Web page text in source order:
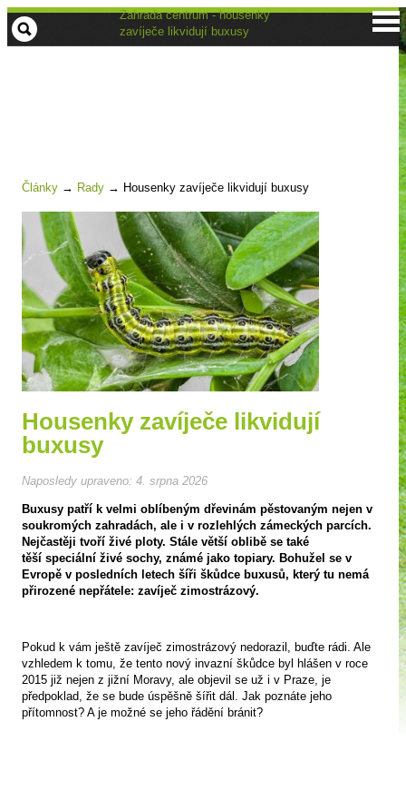
Zahrada centrum - housenky
zavíječe likvidují buxusy
Články → Rady → Housenky zavíječe likvidují buxusy
Housenky zavíječe likvidují
buxusy
Naposledy upraveno: 4. srpna 2026
Buxusy patří k velmi oblíbeným dřevinám pěstovaným nejen v
soukromých zahradách, ale i v rozlehlých zámeckých parcích.
Nejčastěji tvoří živé ploty. Stále větší oblibě se také
těší speciální živé sochy, známé jako topiary. Bohužel se v
Evropě v posledních letech šíři škůdce buxusů, který tu nemá
přirozené nepřátele: zavíječ zimostrázový.
Pokud k vám ještě zavíječ zimostrázový nedorazil, buďte rádi. Ale
vzhledem k tomu, že tento nový invazní škůdce byl hlášen v roce
2015 již nejen z jižní Moravy, ale objevil se už i v Praze, je
předpoklad, že se bude úspěšně šířit dál. Jak poznáte jeho
přítomnost? A je možné se jeho řádění bránit?